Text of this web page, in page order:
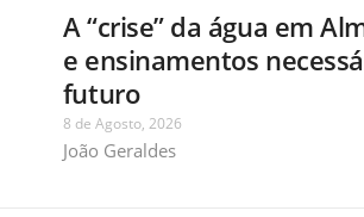
A “crise” da água em
e ensinamentos
futuro
8 de Agosto, 2026
João Geraldes